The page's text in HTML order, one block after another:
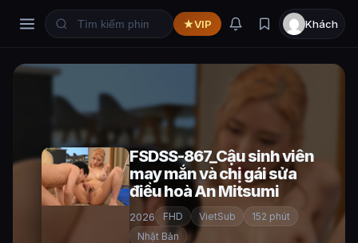
VIP Khách
FSDSS-867_Cậu sinh viên
may mắn và chị gái sửa
điều hoà An Mitsumi
2026 FHD VietSub
152 phút
Nhật Bản